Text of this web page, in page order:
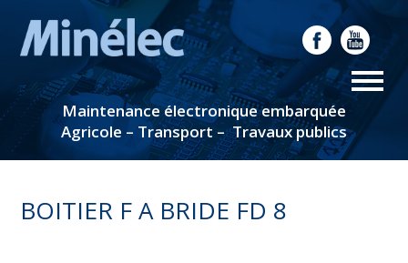
Maintenance électronique embarquée
Agricole – Transport – Travaux publics
BOITIER F A BRIDE FD 8